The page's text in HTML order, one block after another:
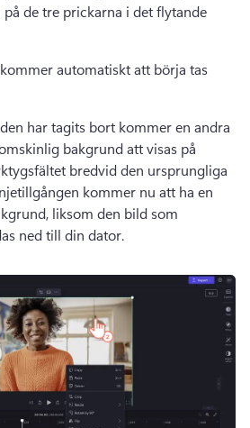
de tre prickarna i det flytande
automatiskt att börja tas
har tagits bort kommer en andra
bakgrund att visas på
bredvid den ursprungliga
kommer nu att ha en
liksom den bild som
ned till din dator.